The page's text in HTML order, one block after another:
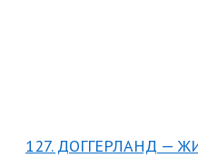
127. ДОГГЕРЛАНД —